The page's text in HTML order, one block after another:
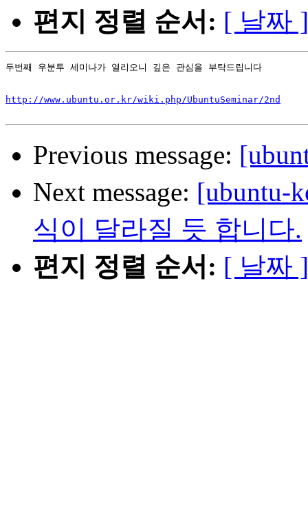
편지 정렬 순서: [ 날짜 ]
두번째 우분투 세미나가 열리오니 깊은 관심을 부탁드립니다
http://www.ubuntu.or.kr/wiki.php/UbuntuSeminar/2nd
Previous message:
Next message: [ubuntu-
식이 달라질 듯 합니다.
편지 정렬 순서: [ 날짜 ]